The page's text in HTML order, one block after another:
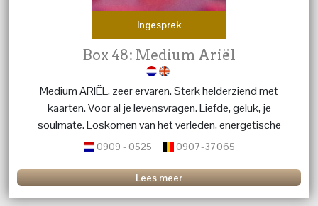
Ingesprek
Box 48: Medium Ariël
Medium ARIËL, zeer ervaren. Sterk helderziend met
kaarten. Voor al je levensvragen. Liefde, geluk, je
soulmate. Loskomen van het verleden, energetische
beschermihg, narcistische interacties, persoonlijke
0909 - 0525 0907-37065
Lees meer